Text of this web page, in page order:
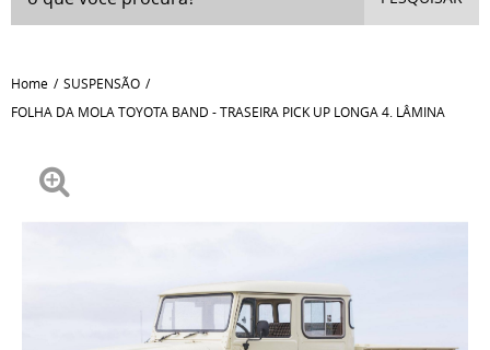
Home
SUSPENSÃO
FOLHA DA MOLA TOYOTA BAND - TRASEIRA PICK UP LONGA 4. LÂMINA